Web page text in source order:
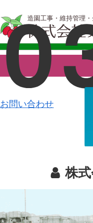
造園工事・維持管理
お問い合わせ
株